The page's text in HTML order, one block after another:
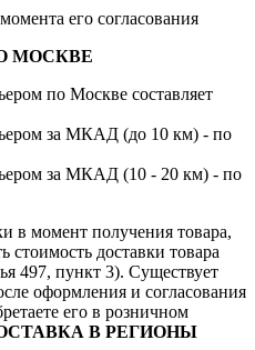
его согласования
МОСКВЕ
по Москве составляет
за МКАД (до 10 км) - по
за МКАД (10 - 20 км) - по
в момент получения товара,
стоимость доставки товара
497, пункт 3). Существует
оформления и согласования
его в розничном
В РЕГИОНЫ